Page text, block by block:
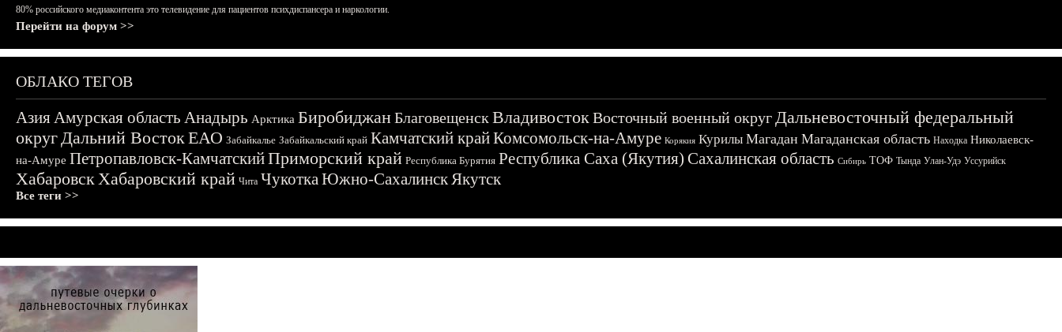
80% российского медиаконтента это телевидение для пациентов психдиспансера и наркологии.
Перейти на форум >>
ОБЛАКО ТЕГОВ
АзияАмурская область Анадырь Арктика БиробиджанБлаговещенскВладивостокВосточный военный округДальневосточный федеральный
округДальний ВостокЕАО Забайкалье Забайкальский край Камчатский крайКомсомольск-на-Амуре Корякия Курилы Магадан Магаданская область Находка Николаевск-
на-Амуре Петропавловск-КамчатскийПриморский край Республика Бурятия Республика Саха (Якутия) Сахалинская область Сибирь ТОФ Тында Улан-Удэ Уссурийск
ХабаровскХабаровский край Чита ЧукоткаЮжно-СахалинскЯкутск
Все теги >>